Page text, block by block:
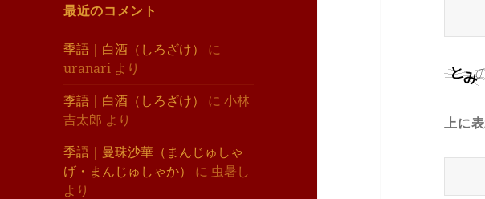
最近のコメント
季語｜白酒（しろざけ）
に
uranari より
季語｜白酒（しろざけ）
に小林
吉太郎 より
季語｜曼珠沙華（まんじゅしゃ
げ・まんじゅしゃか）
に 虫暑し
より
上に